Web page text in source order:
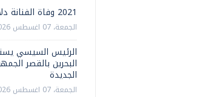
2021 وفاة الفنانة دلال عبد العزيز
الجمعة، 07 اغسطس 2026 03:15 ص
الرئيس السيسي
البحرين بالقصر
الجديدة
الجمعة، 07 اغسطس 2026 02:54 ص